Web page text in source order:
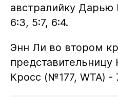
австралийку Дарью
6:3, 5:7, 6:4.
Энн Ли во втором
Кросс (№177, WTA) -